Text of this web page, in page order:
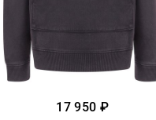
17 950 ₽